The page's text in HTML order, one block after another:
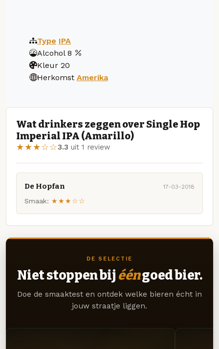
Type IPA
Alcohol 8
Kleur 20
Herkomst Amerika
Wat drinkers zeggen over Single Hop
Imperial IPA (Amarillo)
★★★☆☆3.3 uit 1 review
De Hopfan 17-03-2018
Smaak: ★★★☆☆
DE SELECTIE
Niet stoppen bij ééngoed bier.
Doe de smaaktest en ontdek welke bieren écht in
jouw straatje liggen.